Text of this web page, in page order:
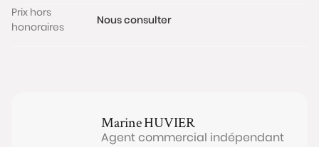
Prix hors
honoraires
Nous consulter
MarineHUVIER
Agent commercial indépendant